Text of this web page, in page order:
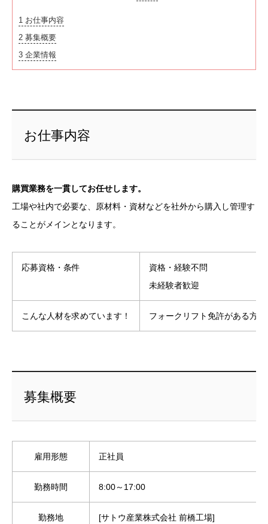
1 お仕事内容
2 募集概要
3 企業情報
お仕事内容
購買業務を一貫してお任せします。
工場や社内で必要な、原材料・資材などを社外から購入し管理す
ることがメインとなります。
応募資格・条件
資格・経験不問
未経験者歓迎
こんな人材を求めています！ フォークリフト免許がある方歓
募集概要
雇用形態 正社員
勤務時間 8:00～17:00
勤務地
[サトウ産業株式会社 前橋工場]